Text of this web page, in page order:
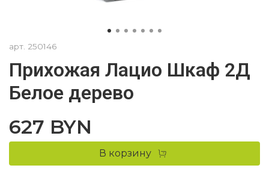
арт. 250146
Прихожая Лацио Шкаф 2Д
Белое дерево
627 BYN
В корзину